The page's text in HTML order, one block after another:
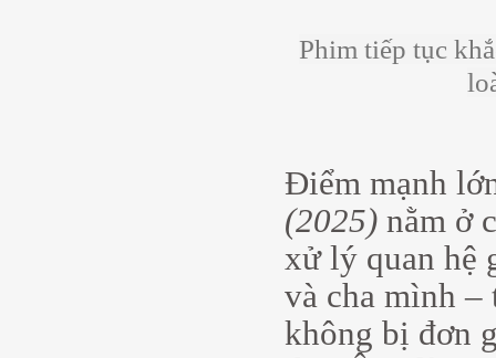
Phim tiếp tục
Điểm mạnh
(2025) nằm ở
xử lý quan hệ
và cha mình
không bị đơn